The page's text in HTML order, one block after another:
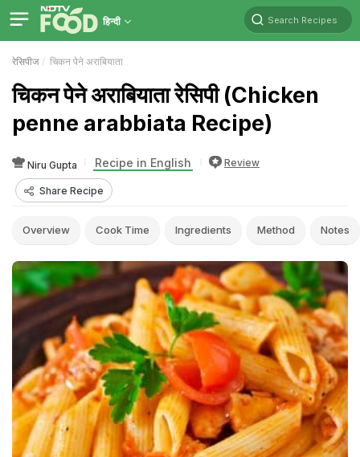
हिन्दी Search Recipes
रेसिपीज चिकन पेने अराबियाता
चिकन पेने अराबियाता रेसिपी (Chicken
penne arabbiata Recipe)
Niru Gupta Recipe in English Review
Share Recipe
Overview Cook Time Ingredients Method Notes